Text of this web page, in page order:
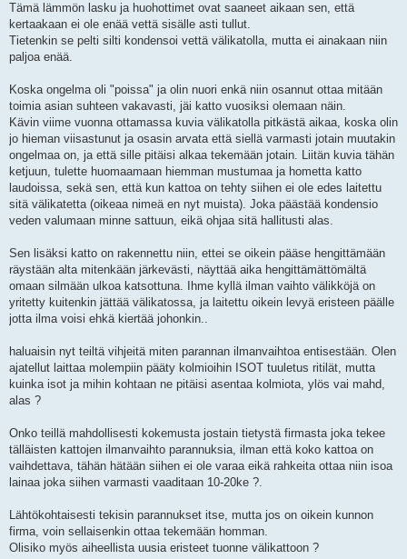
Tämä lämmön lasku ja huohottimet ovat saaneet aikaan sen, että
kertaakaan ei ole enää vettä sisälle asti tullut.
Tietenkin se pelti silti kondensoi vettä välikatolla, mutta ei ainakaan niin
paljoa enää.
Koska ongelma oli "poissa" ja olin nuori enkä niin osannut ottaa mitään
toimia asian suhteen vakavasti, jäi katto vuosiksi olemaan näin.
Kävin viime vuonna ottamassa kuvia välikatolla pitkästä aikaa, koska olin
jo hieman viisastunut ja osasin arvata että siellä varmasti jotain muutakin
ongelmaa on, ja että sille pitäisi alkaa tekemään jotain. Liitän kuvia tähän
ketjuun, tulette huomaamaan hiemman mustumaa ja hometta katto
laudoissa, sekä sen, että kun kattoa on tehty siihen ei ole edes laitettu
sitä välikatetta (oikeaa nimeä en nyt muista). Joka päästää kondensio
veden valumaan minne sattuun, eikä ohjaa sitä hallitusti alas.
Sen lisäksi katto on rakennettu niin, ettei se oikein pääse hengittämään
räystään alta mitenkään järkevästi, näyttää aika hengittämättömältä
omaan silmään ulkoa katsottuna. Ihme kyllä ilman vaihto välikköjä on
yritetty kuitenkin jättää välikatossa, ja laitettu oikein levyä eristeen päälle
jotta ilma voisi ehkä kiertää johonkin..
haluaisin nyt teiltä vihjeitä miten parannan ilmanvaihtoa entisestään. Olen
ajatellut laittaa molempiin pääty kolmioihin ISOT tuuletus ritilät, mutta
kuinka isot ja mihin kohtaan ne pitäisi asentaa kolmiota, ylös vai mahd,
alas ?
Onko teillä mahdollisesti kokemusta jostain tietystä firmasta joka tekee
tälläisten kattojen ilmanvaihto parannuksia, ilman että koko kattoa on
vaihdettava, tähän hätään siihen ei ole varaa eikä rahkeita ottaa niin isoa
lainaa joka siihen varmasti vaaditaan 10-20ke ?.
Lähtökohtaisesti tekisin parannukset itse, mutta jos on oikein kunnon
firma, voin sellaisenkin ottaa tekemään homman.
Olisiko myös aiheellista uusia eristeet tuonne välikattoon ?